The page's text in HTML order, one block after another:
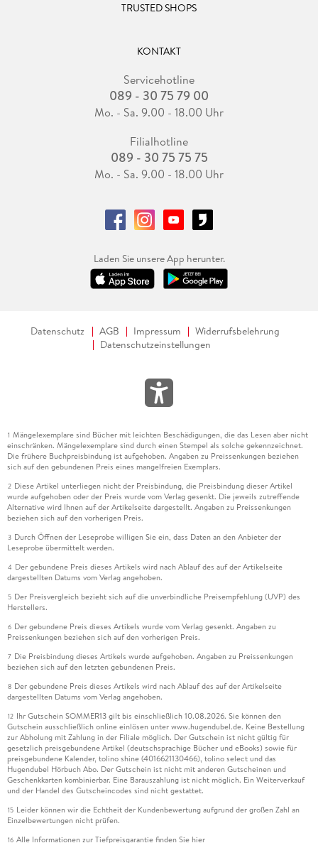
TRUSTED SHOPS
KONTAKT
Servicehotline
089 - 30 75 79 00
Mo. - Sa. 9.00 - 18.00 Uhr
Filialhotline
089 - 30 75 75 75
Mo. - Sa. 9.00 - 18.00 Uhr
Laden Sie unsere App herunter.
Datenschutz AGB Impressum
Widerrufsbelehrung
Datenschutzeinstellungen
1 Mängelexemplare sind Bücher mit leichten Beschädigungen, die das Lesen aber nicht
einschränken. Mängelexemplare sind durch einen Stempel als solche gekennzeichnet.
Die frühere Buchpreisbindung ist aufgehoben. Angaben zu Preissenkungen beziehen
sich auf den gebundenen Preis eines mangelfreien Exemplars.
2 Diese Artikel unterliegen nicht der Preisbindung, die Preisbindung dieser Artikel
wurde aufgehoben oder der Preis wurde vom Verlag gesenkt. Die jeweils zutreffende
Alternative wird Ihnen auf der Artikelseite dargestellt. Angaben zu Preissenkungen
beziehen sich auf den vorherigen Preis.
3 Durch Öffnen der Leseprobe willigen Sie ein, dass Daten an den Anbieter der
Leseprobe übermittelt werden.
4 Der gebundene Preis dieses Artikels wird nach Ablauf des auf der Artikelseite
dargestellten Datums vom Verlag angehoben.
5 Der Preisvergleich bezieht sich auf die unverbindliche Preisempfehlung (UVP) des
Herstellers.
6 Der gebundene Preis dieses Artikels wurde vom Verlag gesenkt. Angaben zu
Preissenkungen beziehen sich auf den vorherigen Preis.
7 Die Preisbindung dieses Artikels wurde aufgehoben. Angaben zu Preissenkungen
beziehen sich auf den letzten gebundenen Preis.
8 Der gebundene Preis dieses Artikels wird nach Ablauf des auf der Artikelseite
dargestellten Datums vom Verlag angehoben.
12 Ihr Gutschein SOMMER13 gilt bis einschließlich 10.08.2026. Sie können den
Gutschein ausschließlich online einlösen unter www.hugendubel.de. Keine Bestellung
zur Abholung mit Zahlung in der Filiale möglich. Der Gutschein ist nicht gültig für
gesetzlich preisgebundene Artikel (deutschsprachige Bücher und eBooks) sowie für
preisgebundene Kalender, tolino shine (4016621130466), tolino select und das
Hugendubel Hörbuch Abo. Der Gutschein ist nicht mit anderen Gutscheinen und
Geschenkkarten kombinierbar. Eine Barauszahlung ist nicht möglich. Ein Weiterverkauf
und der Handel des Gutscheincodes sind nicht gestattet.
15 Leider können wir die Echtheit der Kundenbewertung aufgrund der großen Zahl an
Einzelbewertungen nicht prüfen.
16 Alle Informationen zur Tiefpreisgarantie finden Sie hier